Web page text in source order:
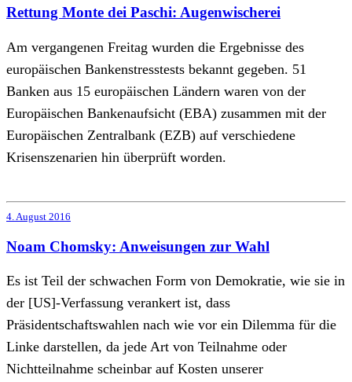
Rettung Monte dei Paschi: Augenwischerei
Am vergangenen Freitag wurden die Ergebnisse des
europäischen Bankenstresstests bekannt gegeben. 51
Banken aus 15 europäischen Ländern waren von der
Europäischen Bankenaufsicht (EBA) zusammen mit der
Europäischen Zentralbank (EZB) auf verschiedene
Krisenszenarien hin überprüft worden.
4. August 2016
Noam Chomsky: Anweisungen zur Wahl
Es ist Teil der schwachen Form von Demokratie, wie sie in
der [US]-Verfassung verankert ist, dass
Präsidentschaftswahlen nach wie vor ein Dilemma für die
Linke darstellen, da jede Art von Teilnahme oder
Nichtteilnahme scheinbar auf Kosten unserer